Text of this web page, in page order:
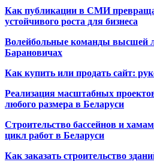
Как публикации в СМИ
устойчивого роста для бизнеса
Волейбольные команды высшей
Барановичах
Как купить или продать сайт:
Реализация масштабных
любого размера в Беларуси
Строительство бассейнов и
цикл работ в Беларуси
Как заказать строительство